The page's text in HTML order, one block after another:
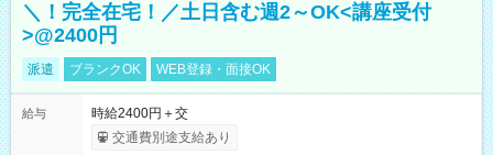
＼！完全在宅！／土日含む週2～OK<講座受付
>@2400円
派遣 ブランクOK WEB登録・面接OK
給与
時給2400円＋交
交通費別途支給あり